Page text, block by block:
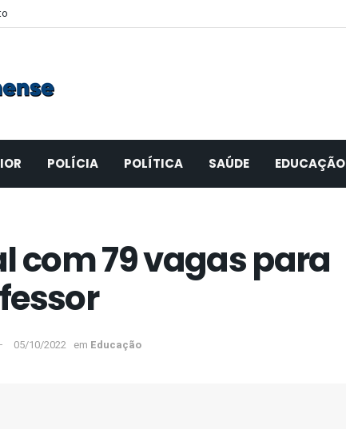
POLÍCIA POLÍTICA SAÚDE EDUCAÇÃO
com 79 vagas para
05/10/2022 em Educação